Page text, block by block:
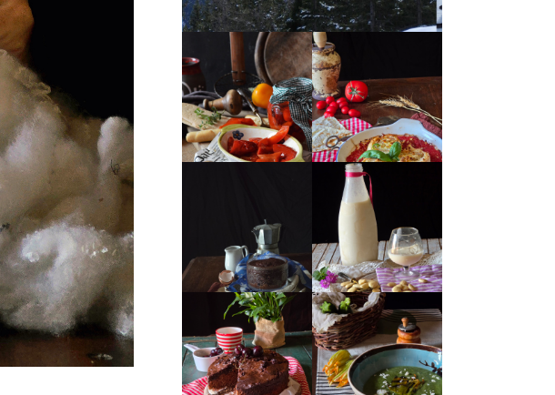
PEPERONI ALLA
PIEMONTESE
GIRANDOLE DI
RICOTTA
MUG CAKE AL
CIOCCOLATO
MANDORLITO
TORTA DOPPIO
CIOCCOLATO E
CILIEGIE
CREMA ESTIVA
DI ZUCCHINE
CON FIORI E
FETA